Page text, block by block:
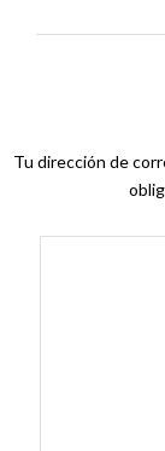
Tu dirección de